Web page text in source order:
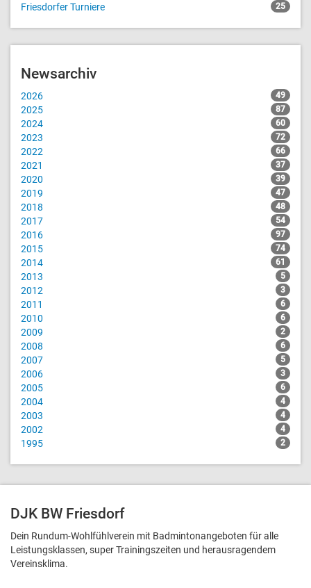
Friesdorfer Turniere 25
Newsarchiv
2026 49
2025 87
2024 60
2023 72
2022 66
2021 37
2020 39
2019 47
2018 48
2017 54
2016 97
2015 74
2014 61
2013 5
2012 3
2011 6
2010 6
2009 2
2008 6
2007 5
2006 3
2005 6
2004 4
2003 4
2002 4
1995 2
DJK BW Friesdorf
Dein Rundum-Wohlfühlverein mit Badmintonangeboten für alle
Leistungsklassen, super Trainingszeiten und heraus­ragendem
Vereinsklima.